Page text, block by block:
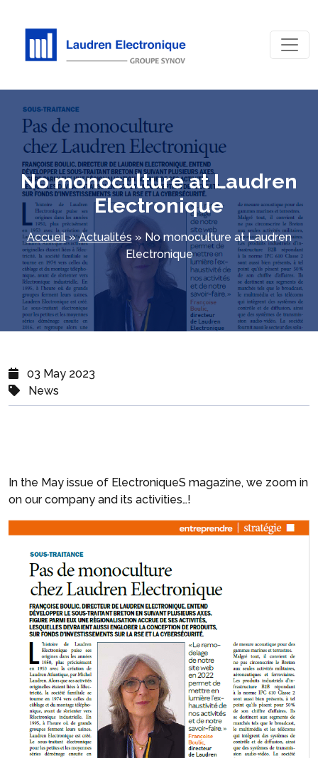
No monoculture at Laudren
Electronique
Accueil»Actualités» No monoculture at Laudren
Electronique
03 May 2023
News
In the May issue of ElectroniqueS magazine, we zoom in
on our company and its activities…!